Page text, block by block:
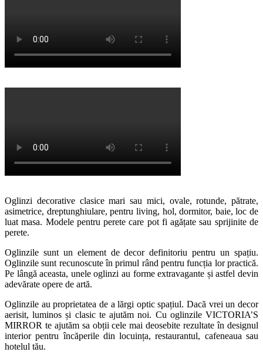
Oglinzi decorative clasice mari sau mici, ovale, rotunde, pătrate,
asimetrice, dreptunghiulare, pentru living, hol, dormitor, baie, loc de
luat masa. Modele pentru perete care pot fi agățate sau sprijinite de
perete.
Oglinzile sunt un element de decor definitoriu pentru un spațiu.
Oglinzile sunt recunoscute în primul rând pentru funcția lor practică.
Pe lângă aceasta, unele oglinzi au forme extravagante și astfel devin
adevărate opere de artă.
Oglinzile au proprietatea de a lărgi optic spațiul. Dacă vrei un decor
aerisit, luminos și clasic te ajutăm noi. Cu oglinzile VICTORIA’S
MIRROR te ajutăm sa obții cele mai deosebite rezultate în designul
interior pentru încăperile din locuința, restaurantul, cafeneaua sau
hotelul tău.